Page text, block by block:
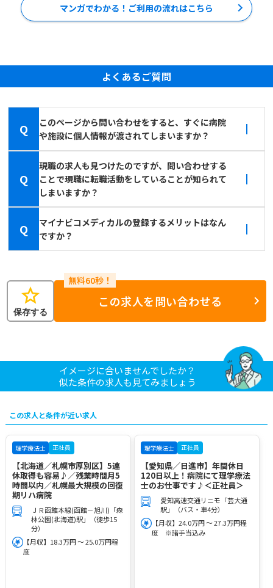
マンガでわかる！ご利用の流れはこちら
よくあるご質問
Q
このページから問い合わせをすると、すぐに病院
や施設に個人情報が渡されてしまいますか？
Q
現職の求人も見つけたのですが、問い合わせする
ことで現職に転職活動をしていることが知られて
しまいますか？
Q
マイナビコメディカルの登録するメリットはなん
ですか？
star
保存する
この求人を問い合わせる
イメージに合いませんでしたか？
似た条件の求人も見てみましょう
この求人と条件が近い求人
理学療法士 正社員
【北海道／札幌市厚別区】5連
休取得も容易♪／残業時間月5
時間以内／札幌最大規模の回復
期リハ病院
ＪＲ函館本線(函館－旭川)「森
林公園(北海道)駅」（徒歩15
分）
【月収】18.3万円 ～ 25.0万円程
度
理学療法士 正社員
【愛知県／日進市】年間休日
120日以上！病院にて理学療法
士のお仕事です♪＜正社員＞
愛知高速交通リニモ「芸大通
駅」（バス・車4分）
【月収】24.0万円 ～ 27.3万円程
度 ※諸手当込み